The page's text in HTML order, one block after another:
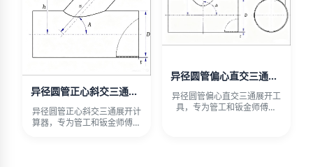
异径圆管正心斜交三通展开计算器
异径圆管正心斜交三通展开计
算器，专为管工和钣金师傅设
异径圆管偏心直交三通展开计算器
异径圆管偏心直交三通展开工
具，专为管工和钣金师傅打